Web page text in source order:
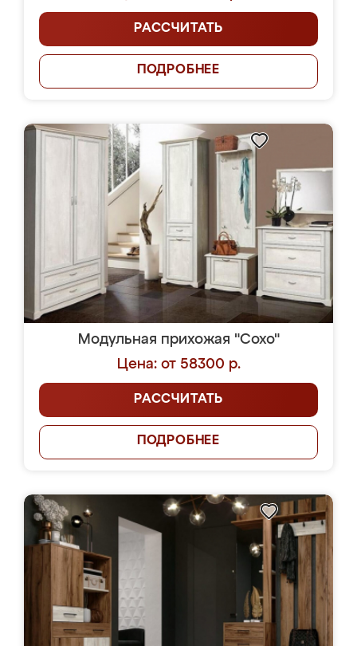
РАССЧИТАТЬ
ПОДРОБНЕЕ
Модульная прихожая "Сохо"
Цена: от 58300 р.
РАССЧИТАТЬ
ПОДРОБНЕЕ